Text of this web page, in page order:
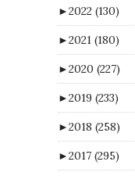
►2022 (130)
►2021 (180)
►2020 (227)
►2019 (233)
►2018 (258)
►2017 (295)